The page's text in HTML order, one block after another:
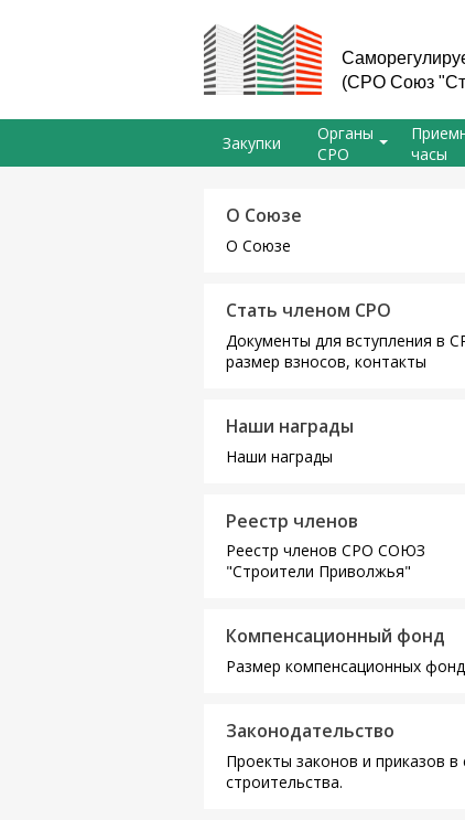
(СРО Союз
Закупки
Органы
СРО
часы
О Союзе
О Союзе
Стать членом СРО
Документы для вступления в
размер взносов, контакты
Наши награды
Наши награды
Реестр членов
Реестр членов СРО СОЮЗ
"Строители Приволжья"
Компенсационный фонд
Размер компенсационных
Законодательство
Проекты законов и приказов в
строительства.